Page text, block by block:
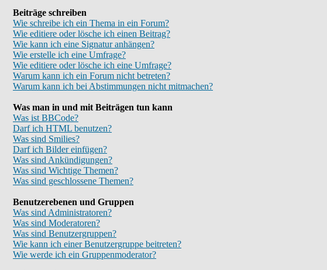
Beiträge schreiben
Wie schreibe ich ein Thema in ein Forum?
Wie editiere oder lösche ich einen Beitrag?
Wie kann ich eine Signatur anhängen?
Wie erstelle ich eine Umfrage?
Wie editiere oder lösche ich eine Umfrage?
Warum kann ich ein Forum nicht betreten?
Warum kann ich bei Abstimmungen nicht mitmachen?
Was man in und mit Beiträgen tun kann
Was ist BBCode?
Darf ich HTML benutzen?
Was sind Smilies?
Darf ich Bilder einfügen?
Was sind Ankündigungen?
Was sind Wichtige Themen?
Was sind geschlossene Themen?
Benutzerebenen und Gruppen
Was sind Administratoren?
Was sind Moderatoren?
Was sind Benutzergruppen?
Wie kann ich einer Benutzergruppe beitreten?
Wie werde ich ein Gruppenmoderator?